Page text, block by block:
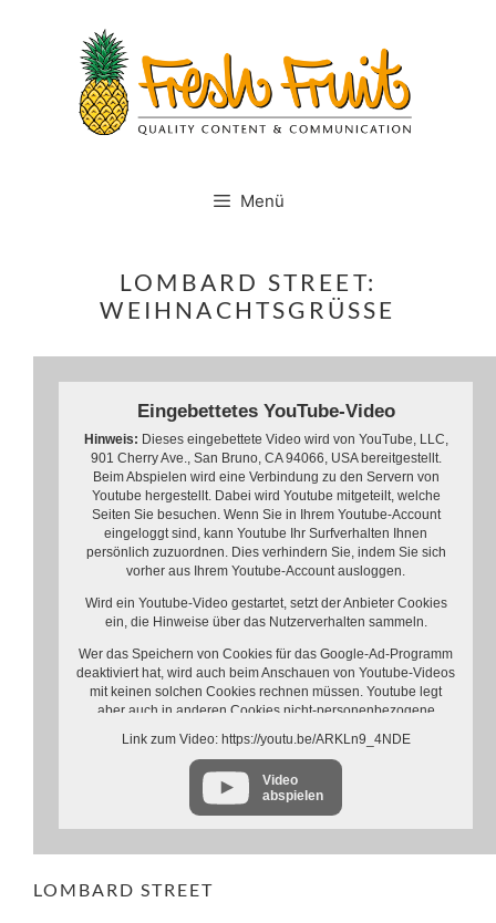
Menü
LOMBARD STREET:
WEIHNACHTSGRÜSSE
Eingebettetes YouTube-Video
Hinweis: Dieses eingebettete Video wird von YouTube, LLC,
901 Cherry Ave., San Bruno, CA 94066, USA bereitgestellt.
Beim Abspielen wird eine Verbindung zu den Servern von
Youtube hergestellt. Dabei wird Youtube mitgeteilt, welche
Seiten Sie besuchen. Wenn Sie in Ihrem Youtube-Account
eingeloggt sind, kann Youtube Ihr Surfverhalten Ihnen
persönlich zuzuordnen. Dies verhindern Sie, indem Sie sich
vorher aus Ihrem Youtube-Account ausloggen.
Wird ein Youtube-Video gestartet, setzt der Anbieter Cookies
ein, die Hinweise über das Nutzerverhalten sammeln.
Wer das Speichern von Cookies für das Google-Ad-Programm
deaktiviert hat, wird auch beim Anschauen von Youtube-Videos
mit keinen solchen Cookies rechnen müssen. Youtube legt
aber auch in anderen Cookies nicht-personenbezogene
müssen Sie das Speichern von Cookies im Browser blockieren.
Weitere Informationen zum Datenschutz bei „Youtube“ finden
Sie in der Datenschutzerklärung des Anbieters unter:
https://www.google.de/intl/de/policies/privacy/
Link zum Video: https://youtu.be/ARKLn9_4NDE
Video
abspielen
LOMBARD STREET